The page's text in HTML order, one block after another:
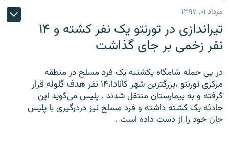
مرداد ۰۱, ۱۳۹۷
تیراندازی در تورنتو یک نفر کشته و ۱۴
نفر زخمی بر جای گذاشت
در پی حمله شامگاه یکشنبه یک فرد مسلح در منطقه
مرکزی تورنتو ،‌بزرگترین شهر کانادا،۱۴ نفر هدف گلوله قرار
گرفته و به بیمارستان منتقل شدند . پلیس می‌گوید این
حادثه یک کشته داشته و فرد مسلح نیز دردرگیری با پلیس
جان خود را از دست داده است .